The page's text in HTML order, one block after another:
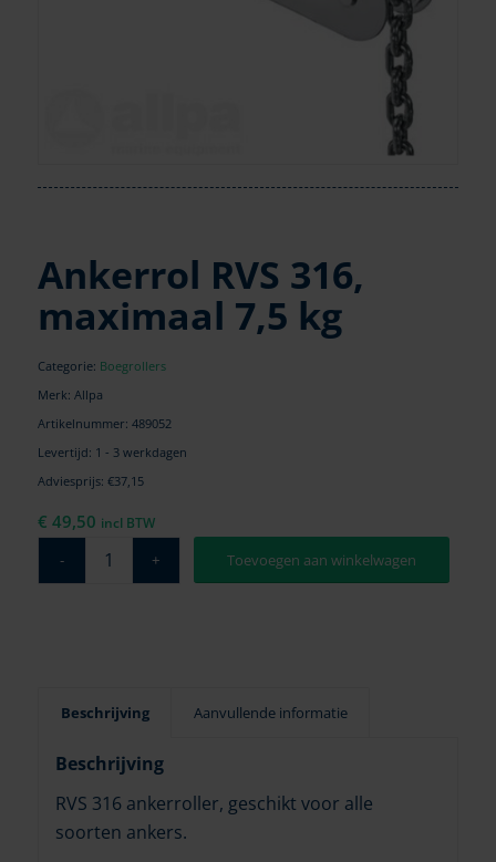
Ankerrol RVS 316,
maximaal 7,5 kg
Categorie: Boegrollers
Merk: Allpa
Artikelnummer: 489052
Levertijd: 1 - 3 werkdagen
Adviesprijs: €37,15
€ 49,50 incl BTW
Toevoegen aan winkelwagen
Beschrijving Aanvullende informatie
Beschrijving
RVS 316 ankerroller, geschikt voor alle
soorten ankers.